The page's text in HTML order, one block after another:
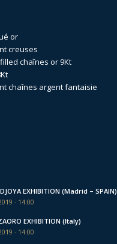
or
creuses
chaînes or 9Kt
chaînes argent fantaisie
EXHIBITION (Madrid – SPAIN)
- 14:00
EXHIBITION (Italy)
- 14:00